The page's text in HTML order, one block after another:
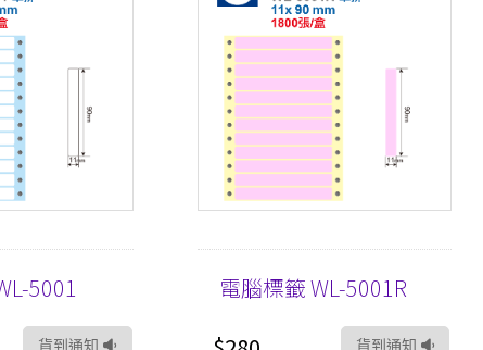
5001
貨到通知
電腦標籤 WL-5001R
貨到通知